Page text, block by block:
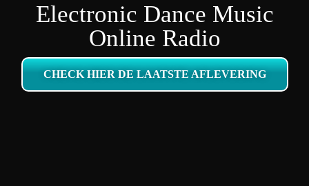
Electronic Dance Music
Online Radio
CHECK HIER DE LAATSTE AFLEVERING